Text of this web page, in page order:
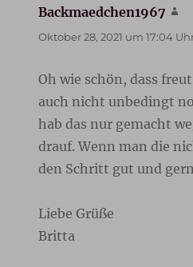
Backmaedchen1967
Oktober 28, 2021 um 17:04
Oh wie schön, dass
auch nicht unbedingt
hab das nur gemacht
drauf. Wenn man die
den Schritt gut und
Liebe Grüße
Britta